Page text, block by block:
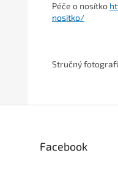
Péče o nosítko
nositko/
Stručný
Facebook